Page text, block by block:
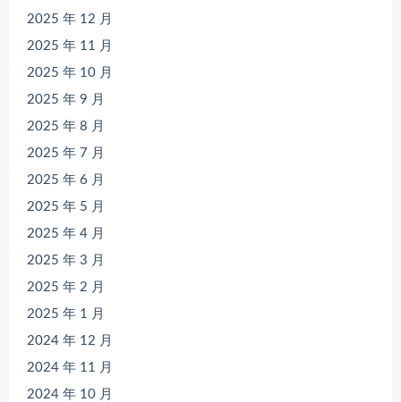
2025 年 12 月
2025 年 11 月
2025 年 10 月
2025 年 9 月
2025 年 8 月
2025 年 7 月
2025 年 6 月
2025 年 5 月
2025 年 4 月
2025 年 3 月
2025 年 2 月
2025 年 1 月
2024 年 12 月
2024 年 11 月
2024 年 10 月